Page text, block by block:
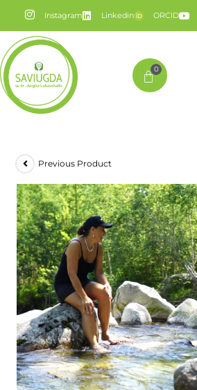
Instagram Linkedin ORCID
0
Previous Product